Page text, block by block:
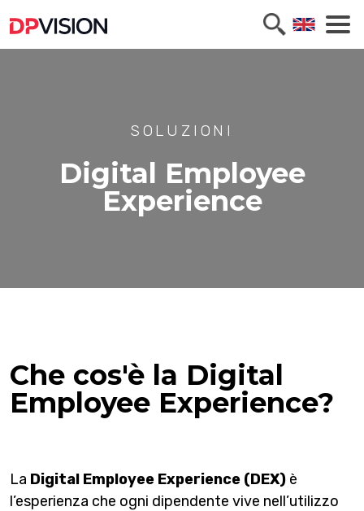
SOLUZIONI
Digital Employee
Experience
Che cos'è la Digital
Employee Experience?
La Digital Employee Experience (DEX) è
l’esperienza che ogni dipendente vive nell’utilizzo